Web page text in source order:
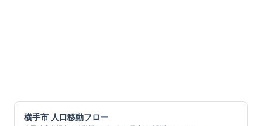
横手市 人口移動フロー